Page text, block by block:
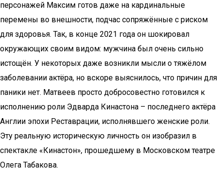
персонажей Максим готов даже на кардинальные
перемены во внешности, подчас сопряжённые с риском
для здоровья. Так, в конце 2021 года он шокировал
окружающих своим видом: мужчина был очень сильно
истощён. У некоторых даже возникли мысли о тяжёлом
заболевании актёра, но вскоре выяснилось, что причин для
паники нет. Матвеев просто добросовестно готовился к
исполнению роли Эдварда Кинастона – последнего актёра
Англии эпохи Реставрации, исполнявшего женские роли.
Эту реальную историческую личность он изобразил в
спектакле «Кинастон», прошедшему в Московском театре
Олега Табакова.